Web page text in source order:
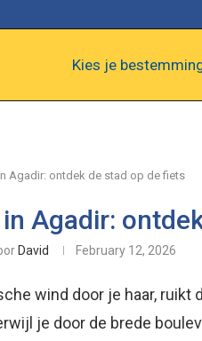
Kies je
Agadir: ontdek de stad op de fiets
Agadir:
David February 12, 2026
wind door je haar,
je door de brede